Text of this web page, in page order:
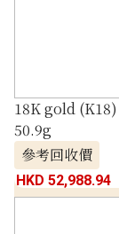
18K gold
50.9g
參考回收價
HKD 52,988.94